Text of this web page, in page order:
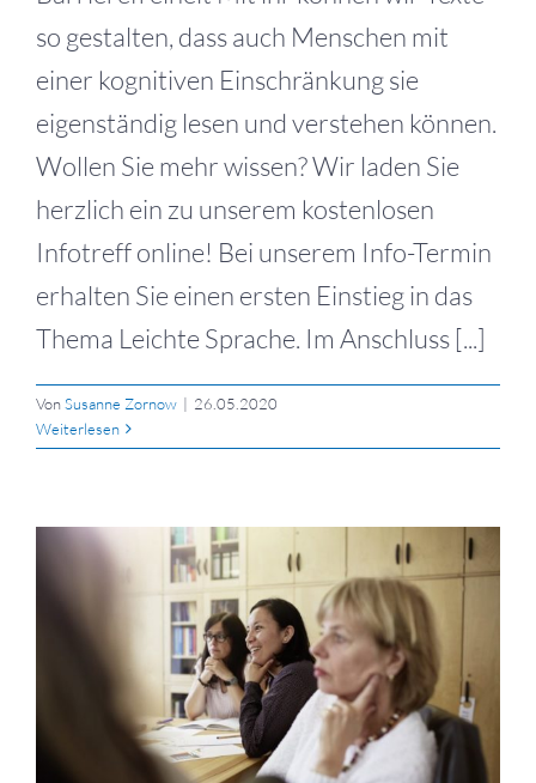
so gestalten, dass auch Menschen mit
einer kognitiven Einschränkung sie
eigenständig lesen und verstehen können.
Wollen Sie mehr wissen? Wir laden Sie
herzlich ein zu unserem kostenlosen
Infotreff online! Bei unserem Info-Termin
erhalten Sie einen ersten Einstieg in das
Thema Leichte Sprache. Im Anschluss [...]
VonSusanne Zornow | 26.05.2020
Weiterlesen